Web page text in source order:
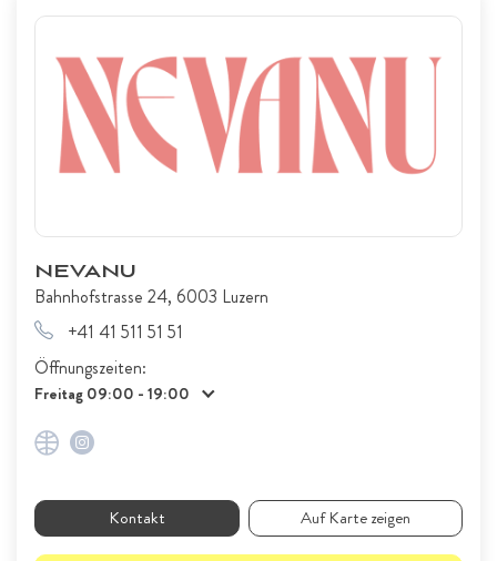
NEVANU
Bahnhofstrasse 24, 6003 Luzern
+41 41 511 51 51
Öffnungszeiten:
Freitag 09:00 - 19:00
Kontakt Auf Karte zeigen